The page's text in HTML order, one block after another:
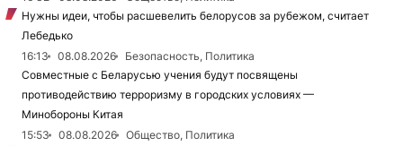
Нужны идеи, чтобы расшевелить белорусов за рубежом, считает
Лебедько
16:13
08.08.2026
Безопасность, Политика
Совместные с Беларусью учения будут посвящены
противодействию терроризму в городских условиях —
Минобороны Китая
15:53
08.08.2026
Общество, Политика